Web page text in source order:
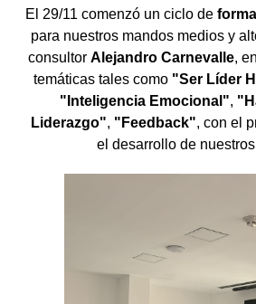
El 29/11 comenzó un ciclo de
para nuestros mandos medios y
consultor Alejandro Carnevalle,
temáticas tales como "Ser Líder
"Inteligencia Emocional",
Liderazgo", "Feedback", con el
el desarrollo de